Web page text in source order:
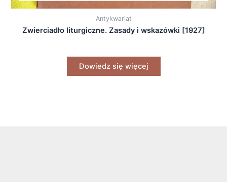
Antykwariat
Zwierciadło liturgiczne. Zasady i wskazówki [1927]
Dowiedz się więcej